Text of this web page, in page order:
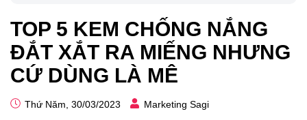
TOP 5 KEM CHỐNG NẮNG
ĐẮT XẮT RA MIẾNG NHƯNG
CỨ DÙNG LÀ MÊ
Thứ Năm, 30/03/2023 Marketing Sagi